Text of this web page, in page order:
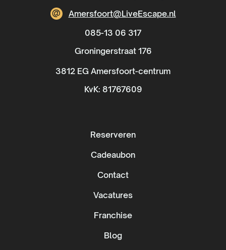
@
Amersfoort@LiveEscape.nl
085-13 06 317
Groningerstraat 176
3812 EG Amersfoort-centrum
KvK: 81767609
Reserveren
Cadeaubon
Contact
Vacatures
Franchise
Blog